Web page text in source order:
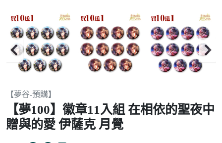
Item
of
13
【夢谷-預購】
【夢100】徽章11入組 在相依的聖夜中
贈與的愛 伊薩克 月覺